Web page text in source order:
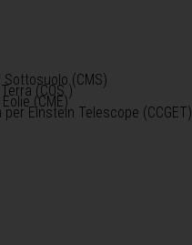
(CMS)
(COS )
(CME)
Einstein Telescope (CCGET)